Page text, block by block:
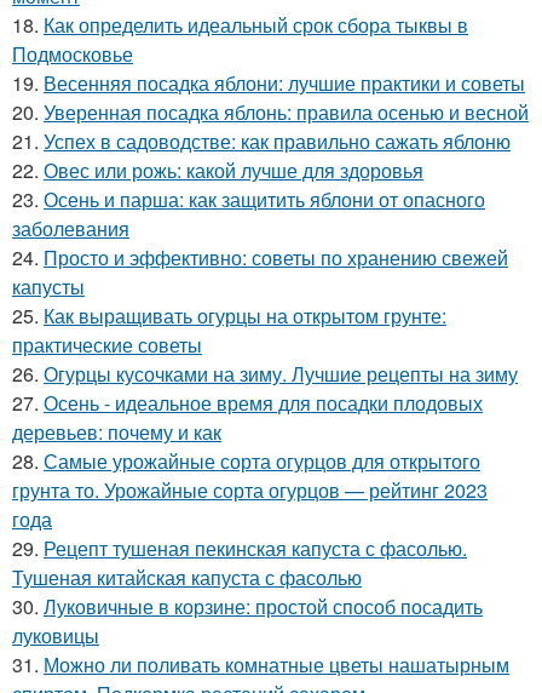
18. Как определить идеальный срок сбора тыквы в
Подмосковье
19. Весенняя посадка яблони: лучшие практики и советы
20. Уверенная посадка яблонь: правила осенью и весной
21. Успех в садоводстве: как правильно сажать яблоню
22. Овес или рожь: какой лучше для здоровья
23. Осень и парша: как защитить яблони от опасного
заболевания
24. Просто и эффективно: советы по хранению свежей
капусты
25. Как выращивать огурцы на открытом грунте:
практические советы
26. Огурцы кусочками на зиму. Лучшие рецепты на зиму
27. Осень - идеальное время для посадки плодовых
деревьев: почему и как
28. Самые урожайные сорта огурцов для открытого
грунта то. Урожайные сорта огурцов — рейтинг 2023
года
29. Рецепт тушеная пекинская капуста с фасолью.
Тушеная китайская капуста с фасолью
30. Луковичные в корзине: простой способ посадить
луковицы
31. Можно ли поливать комнатные цветы нашатырным